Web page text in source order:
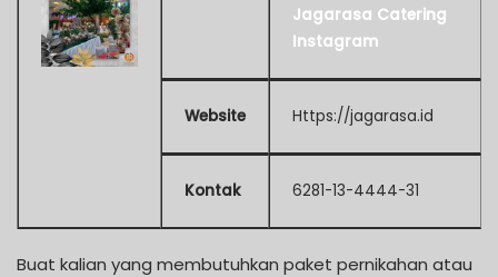
Jagarasa Catering
Instagram
Website Https://jagarasa.id
Kontak 6281-13-4444-31
Buat kalian yang membutuhkan paket pernikahan atau